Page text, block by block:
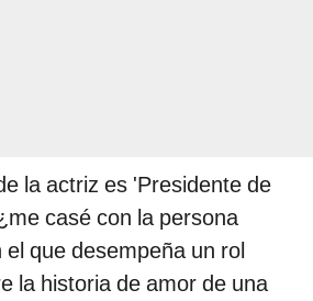
la actriz es 'Presidente de
casé con la persona
que desempeña un rol
la historia de amor de una